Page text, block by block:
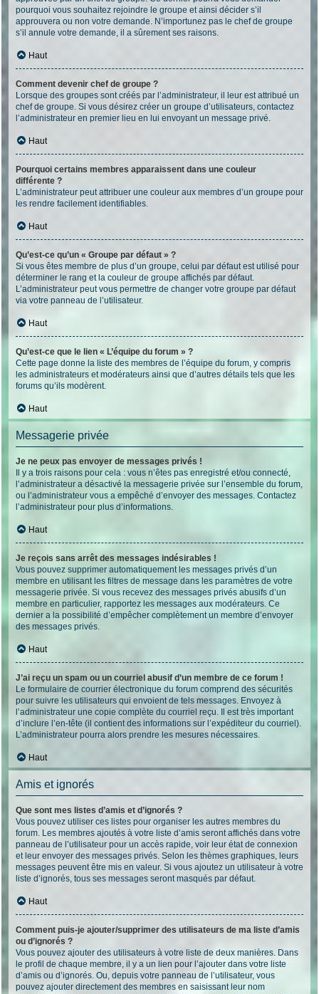
pourquoi vous souhaitez rejoindre le groupe et ainsi décider s’il
approuvera ou non votre demande. N’importunez pas le chef de groupe
s’il annule votre demande, il a sûrement ses raisons.
Haut
Comment devenir chef de groupe ?
Lorsque des groupes sont créés par l’administrateur, il leur est attribué un
chef de groupe. Si vous désirez créer un groupe d’utilisateurs, contactez
l’administrateur en premier lieu en lui envoyant un message privé.
Haut
Pourquoi certains membres apparaissent dans une couleur
différente ?
L’administrateur peut attribuer une couleur aux membres d’un groupe pour
les rendre facilement identifiables.
Haut
Qu’est-ce qu’un « Groupe par défaut » ?
Si vous êtes membre de plus d’un groupe, celui par défaut est utilisé pour
déterminer le rang et la couleur de groupe affichés par défaut.
L’administrateur peut vous permettre de changer votre groupe par défaut
via votre panneau de l’utilisateur.
Haut
Qu’est-ce que le lien « L’équipe du forum » ?
Cette page donne la liste des membres de l’équipe du forum, y compris
les administrateurs et modérateurs ainsi que d’autres détails tels que les
forums qu’ils modèrent.
Haut
Messagerie privée
Je ne peux pas envoyer de messages privés !
Il y a trois raisons pour cela : vous n’êtes pas enregistré et/ou connecté,
l’administrateur a désactivé la messagerie privée sur l’ensemble du forum,
ou l’administrateur vous a empêché d’envoyer des messages. Contactez
l’administrateur pour plus d’informations.
Haut
Je reçois sans arrêt des messages indésirables !
Vous pouvez supprimer automatiquement les messages privés d’un
membre en utilisant les filtres de message dans les paramètres de votre
messagerie privée. Si vous recevez des messages privés abusifs d’un
membre en particulier, rapportez les messages aux modérateurs. Ce
dernier a la possibilité d’empêcher complètement un membre d’envoyer
des messages privés.
Haut
J’ai reçu un spam ou un courriel abusif d’un membre de ce forum !
Le formulaire de courrier électronique du forum comprend des sécurités
pour suivre les utilisateurs qui envoient de tels messages. Envoyez à
l’administrateur une copie complète du courriel reçu. Il est très important
d’inclure l’en-tête (il contient des informations sur l’expéditeur du courriel).
L’administrateur pourra alors prendre les mesures nécessaires.
Haut
Amis et ignorés
Que sont mes listes d’amis et d’ignorés ?
Vous pouvez utiliser ces listes pour organiser les autres membres du
forum. Les membres ajoutés à votre liste d’amis seront affichés dans votre
panneau de l’utilisateur pour un accès rapide, voir leur état de connexion
et leur envoyer des messages privés. Selon les thèmes graphiques, leurs
messages peuvent être mis en valeur. Si vous ajoutez un utilisateur à votre
liste d’ignorés, tous ses messages seront masqués par défaut.
Haut
Comment puis-je ajouter/supprimer des utilisateurs de ma liste d’amis
ou d’ignorés ?
Vous pouvez ajouter des utilisateurs à votre liste de deux manières. Dans
le profil de chaque membre, il y a un lien pour l’ajouter dans votre liste
d’amis ou d’ignorés. Ou, depuis votre panneau de l’utilisateur, vous
pouvez ajouter directement des membres en saisissant leur nom